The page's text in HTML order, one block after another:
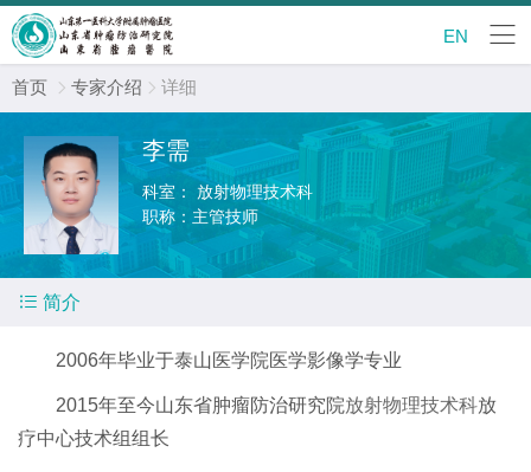
EN
首页  专家介绍  详细
李需
科室：
放射物理技术科
职称： 主管技师
 简介
2006年毕业于泰山医学院医学影像学专业
2015年至今山东省肿瘤防治研究院放射物理技术科放
疗中心技术组组长